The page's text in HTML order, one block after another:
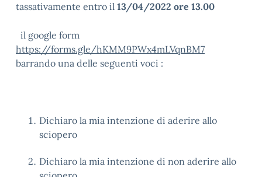
tassativamente entro il 13/04/2022 ore 13.00
il google form
https://forms.gle/hKMM9PWx4mLVqnBM7
barrando una delle seguenti voci :
Dichiaro la mia intenzione di aderire allo
sciopero
Dichiaro la mia intenzione di non aderire allo